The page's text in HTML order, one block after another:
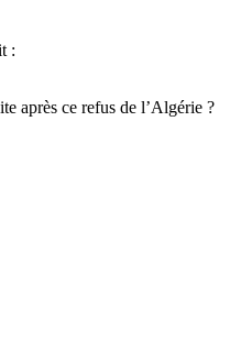
:
après ce refus de l’Algérie ?